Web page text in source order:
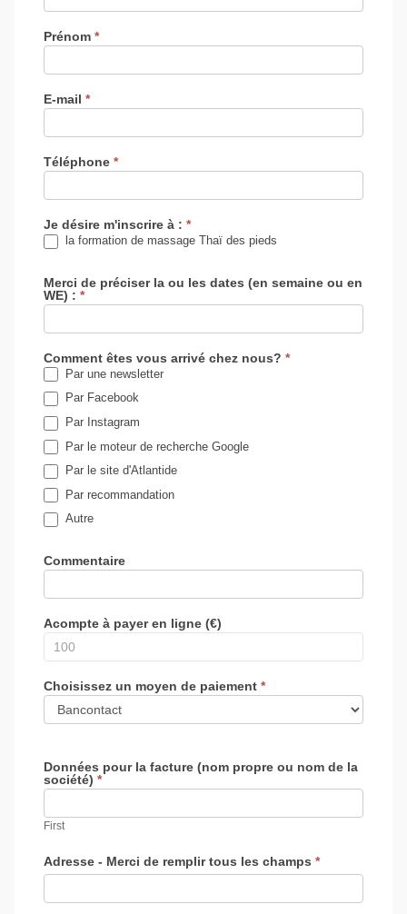
Prénom *
E-mail *
Téléphone *
Je désire m'inscrire à : *
la formation de massage Thaï des pieds
Merci de préciser la ou les dates (en semaine ou en
WE) : *
Comment êtes vous arrivé chez nous? *
Par une newsletter
Par Facebook
Par Instagram
Par le moteur de recherche Google
Par le site d'Atlantide
Par recommandation
Autre
Commentaire
Acompte à payer en ligne (€)
Choisissez un moyen de paiement *
Données pour la facture (nom propre ou nom de la
société) *
First
Adresse - Merci de remplir tous les champs *
Adresse